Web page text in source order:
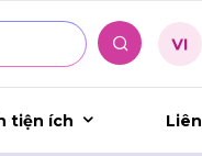
tiện ích